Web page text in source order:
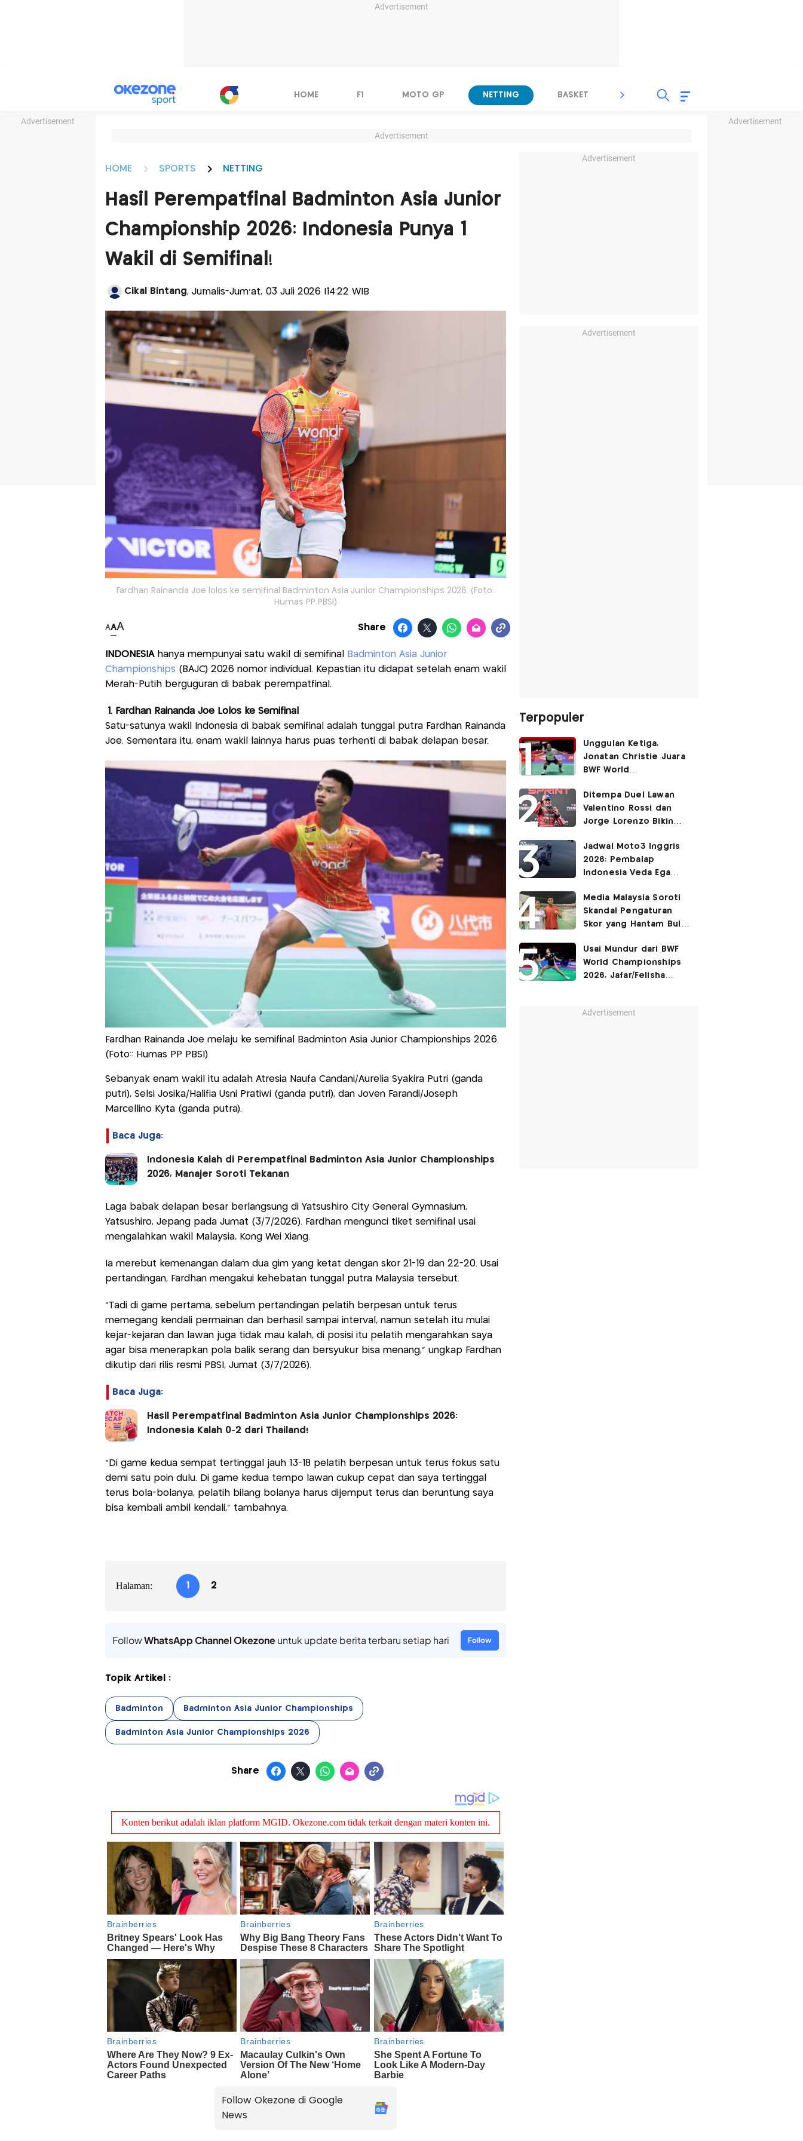
Advertisement
Advertisement Advertisement
HOME F1 MOTO GP NETTING BASKET SPORT LAIN
Advertisement
HOME SPORTS NETTING
Hasil Perempatfinal Badminton Asia Junior
Championship 2026: Indonesia Punya 1
Wakil di Semifinal!
Cikal Bintang, Jurnalis-Jum'at, 03 Juli 2026 |14:22 WIB
Fardhan Rainanda Joe lolos ke semifinal Badminton Asia Junior Championships 2026. (Foto:
Humas PP PBSI)
AAA Share
INDONESIAhanya mempunyai satu wakil di semifinal
Badminton Asia Junior
Championships (BAJC) 2026 nomor individual. Kepastian itu didapat setelah enam wakil
Merah-Putih berguguran di babak perempatfinal.
1. Fardhan Rainanda Joe Lolos ke Semifinal
Satu-satunya wakil Indonesia di babak semifinal adalah tunggal putra Fardhan Rainanda
Joe. Sementara itu, enam wakil lainnya harus puas terhenti di babak delapan besar.
Fardhan Rainanda Joe melaju ke semifinal Badminton Asia Junior Championships 2026.
(Foto:: Humas PP PBSI)
Sebanyak enam wakil itu adalah Atresia Naufa Candani/Aurelia Syakira Putri (ganda
putri), Selsi Josika/Halifia Usni Pratiwi (ganda putri), dan Joven Farandi/Joseph
Marcellino Kyta (ganda putra).
Baca Juga:
Indonesia Kalah di Perempatfinal Badminton Asia Junior Championships
2026, Manajer Soroti Tekanan
Laga babak delapan besar berlangsung di Yatsushiro City General Gymnasium,
Yatsushiro, Jepang pada Jumat (3/7/2026). Fardhan mengunci tiket semifinal usai
mengalahkan wakil Malaysia, Kong Wei Xiang.
Ia merebut kemenangan dalam dua gim yang ketat dengan skor 21-19 dan 22-20. Usai
pertandingan, Fardhan mengakui kehebatan tunggal putra Malaysia tersebut.
"Tadi di game pertama, sebelum pertandingan pelatih berpesan untuk terus
memegang kendali permainan dan berhasil sampai interval, namun setelah itu mulai
kejar-kejaran dan lawan juga tidak mau kalah, di posisi itu pelatih mengarahkan saya
agar bisa menerapkan pola balik serang dan bersyukur bisa menang," ungkap Fardhan
dikutip dari rilis resmi PBSI, Jumat (3/7/2026).
Baca Juga:
Hasil Perempatfinal Badminton Asia Junior Championships 2026:
Indonesia Kalah 0-2 dari Thailand!
"Di game kedua sempat tertinggal jauh 13-18 pelatih berpesan untuk terus fokus satu
demi satu poin dulu. Di game kedua tempo lawan cukup cepat dan saya tertinggal
terus bola-bolanya, pelatih bilang bolanya harus dijemput terus dan beruntung saya
bisa kembali ambil kendali," tambahnya.
Halaman: 1 2
FollowWhatsApp Channel Okezoneuntuk update berita terbaru setiap hari Follow
Topik Artikel :
Badminton Badminton Asia Junior Championships
Badminton Asia Junior Championships 2026
Share
Follow Okezone di Google
News
Advertisement
Advertisement
Terpopuler
Unggulan Ketiga,
Jonatan Christie Juara
BWF World
Ditempa Duel Lawan
Valentino Rossi dan
Jorge Lorenzo Bikin
Dikalahkan
Jadwal Moto3 Inggris
2026: Pembalap
Indonesia Veda Ega
Media Malaysia Soroti
Skandal Pengaturan
Skor yang Hantam Bulu
Libatkan Jafar/Felisha!
Usai Mundur dari BWF
World Championships
2026, Jafar/Felisha
Games 2026
Advertisement